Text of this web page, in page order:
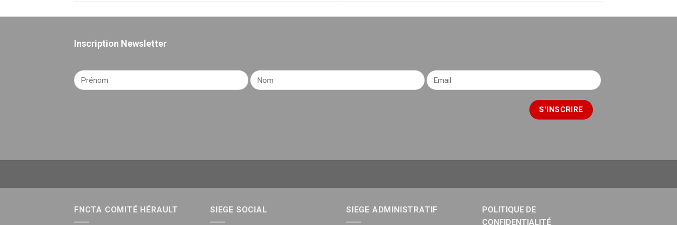
Inscription Newsletter
FNCTA COMITÉ HÉRAULT SIEGE SOCIAL SIEGE ADMINISTRATIF
POLITIQUE DE
CONFIDENTIALITÉ